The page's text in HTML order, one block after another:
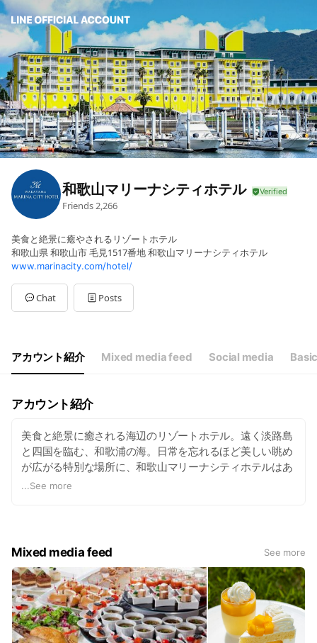
和歌山マリーナシティホテル
Friends2,266
美食と絶景に癒やされるリゾートホテル
和歌山県 和歌山市 毛見1517番地 和歌山マリーナシティホテル
www.marinacity.com/hotel/
Chat Posts
アカウント紹介 Mixed media feed Social media
アカウント紹介
美食と絶景に癒される海辺のリゾートホテル。遠く淡路島
と四国を臨む、和歌浦の海。日常を忘れるほど美しい眺め
が広がる特別な場所に、和歌山マリーナシティホテルはあ
ります。喧騒から離れ、美味を愉しみ、ゆったりと流れる
らせを定期的に配信していきます♪
...See more
Mixed media feed See more